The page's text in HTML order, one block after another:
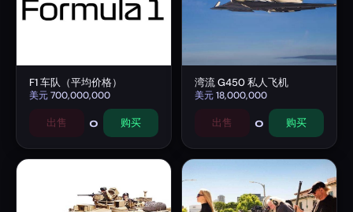
F1 车队（平均价格）
美元700,000,000
出售 0 购买
湾流 G450 私人飞机
美元18,000,000
出售 0 购买